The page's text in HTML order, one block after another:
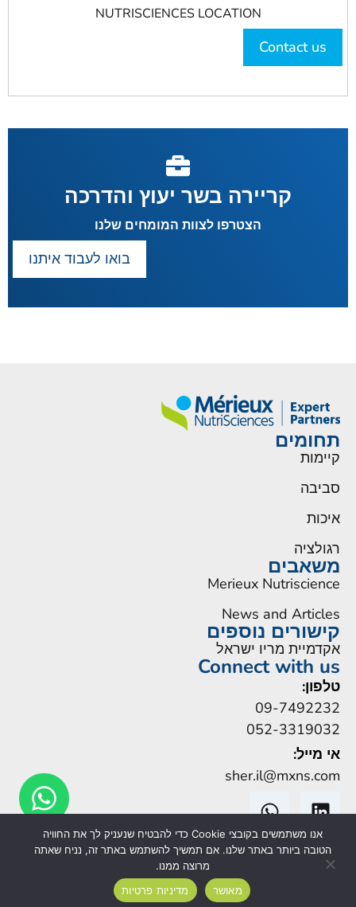
Contact us
NUTRISCIENCES LOCATION
קריירה בשר יעוץ והדרכה
הצטרפו לצוות המומחים שלנו
בואו לעבוד איתנו
תחומים
קיימות
סביבה
איכות
רגולציה
משאבים
Merieux Nutriscience
News and Articles
קישורים נוספים
אקדמיית מריו ישראל
Connect with us
טלפון:
09-7492232
052-3319032
אי מייל:
sher.il@mxns.com
|הצהרת נגישות | Mérieux NutriSciences
Corporation ©2026 | Privacy Notice| Cookies Management
אנו משתמשים בקובצי Cookie כדי להבטיח שנעניק לך את החוויה
הטובה ביותר באתר שלנו. אם תמשיך להשתמש באתר זה, נניח שאתה
מרוצה ממנו.
מאושר
מדיניות פרטיות